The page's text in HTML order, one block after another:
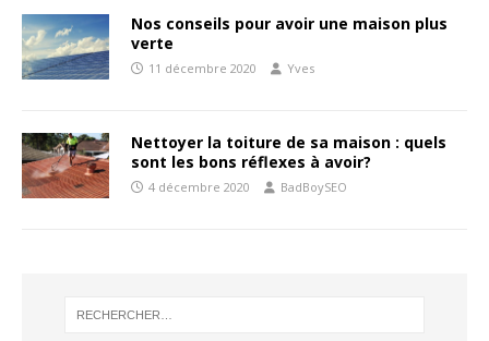
Nos conseils pour avoir une maison plus
verte
11 décembre 2020 Yves
Nettoyer la toiture de sa maison : quels
sont les bons réflexes à avoir?
4 décembre 2020 BadBoySEO